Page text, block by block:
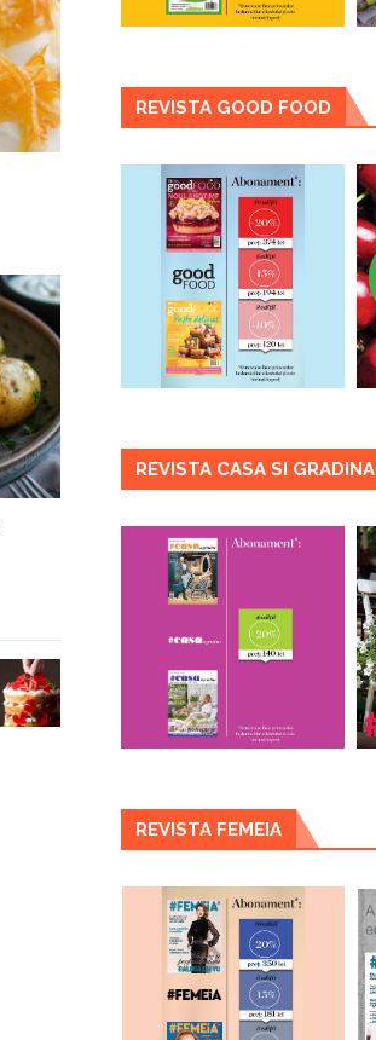
REVISTA GOOD FOOD
REVISTA CASA SI GRADINA
REVISTA FEMEIA